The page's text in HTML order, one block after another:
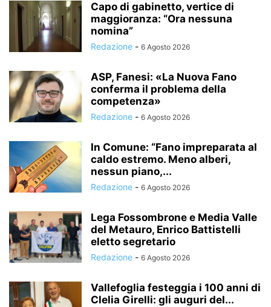
Capo di gabinetto, vertice di
maggioranza: “Ora nessuna
nomina”
Redazione - 6 Agosto 2026
ASP, Fanesi: «La Nuova Fano
conferma il problema della
competenza»
Redazione - 6 Agosto 2026
In Comune: “Fano impreparata al
caldo estremo. Meno alberi,
nessun piano,...
Redazione - 6 Agosto 2026
Lega Fossombrone e Media Valle
del Metauro, Enrico Battistelli
eletto segretario
Redazione - 6 Agosto 2026
Vallefoglia festeggia i 100 anni di
Clelia Girelli: gli auguri del...